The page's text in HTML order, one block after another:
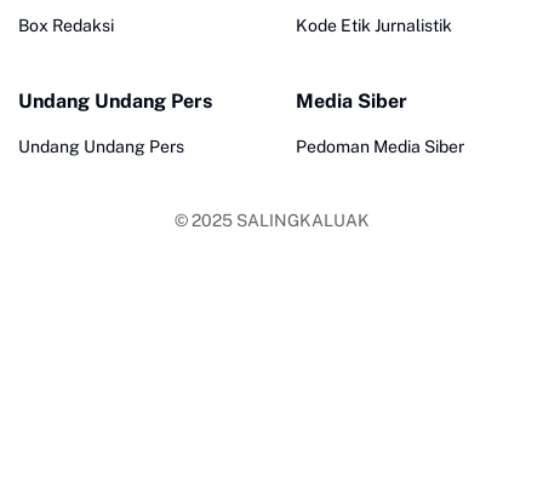
Box Redaksi Kode Etik Jurnalistik
Undang Undang Pers
Undang Undang Pers
Media Siber
Pedoman Media Siber
© 2025 SALINGKALUAK